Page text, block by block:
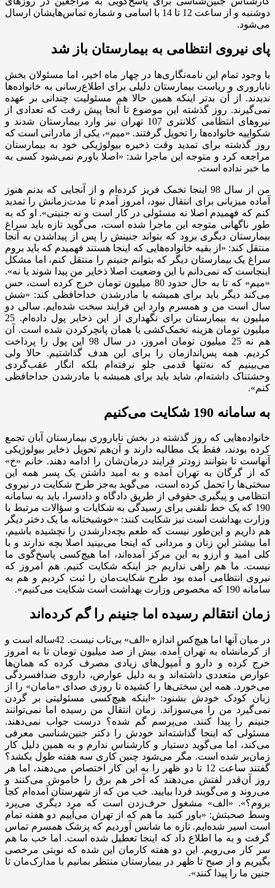
دوشنبه و از ساعت 12 تا 14 با اسامی و شماره تماس‌هایشان ارسال
می‌شود.
پای نیروی انتظامی به بیمارستان باز شد
با وجود تمام این نامه‌نگاری‌ها در چهار ماه اخیر، اما مسئولان بخش
ناباروری و ریاست بیمارستان دلیلی برای اطلاع‌رسانی به خانواده‌ها
ندیدند. از آن بدتر اینکه همین حالا هم مسئولیت چندانی بر عهده
نمی‌گیرند. روز گذشته این موضوع تا آنجا پیش رفت که تعدادی از
نیروهای انتظامی کلانتری 107 تهران نیز وارد بیمارستان شدند و
شکواییه خانواده‌ها را تحویل گرفتند. «میم»، یکی از مادرانی است که
روز گذشته برای تمدید وقت ذخیره بیولوژیکی خود به بیمارستان
مراجعه کرد و متوجه این ماجرا شد: «اصلا باورم نمی‌شود کسی به
ما خبر نداده است.
من از سال 98 اینجا تخمک فریز کرده‌ام و از آنجایی که بدنم هنوز
آماده میزبانی برای انتقال نبود، امروز آمدم تا مدت‌زمانش را تمدید
کنم که فهمیدم اصلا نه مسئولی در کار است و نه جنینی». او که به‌
طور ناگهانی متوجه این ماجرا شده است، می‌گوید تازه باید سراغ
بیمارستان دیگری برود که بتواند جنینش را پس از پیدا‌شدن به آنجا
منتقل کند: «از بقیه خانواده‌هایی که اینجا هستند فهمیدم که باید بروم
سراغ یک بیمارستان دیگر که بتوانم جنینم را منتقل کنم، اما مشکل
اینجاست که نمی‌دانم با این وضعیت اصلا ذخایر من پیدا شوند یا نه».
«میم» که تا به حال حدود 80 میلیون تومان خرج کرده است، حس
می‌کند دیگر باید برای همیشه با مادرشدن خداحافظی کند: «شش
سال است من و همسرم وارد این فرایند سخت شده‌ایم. سالی دو
میلیون به بیمارستان برای نگهداری از این ذخایر پول داده‌ام. 25
میلیون تومان هزینه تخمک‌کشی یا همان پانچرکردن شده است. آن
هم نه 25 میلیون تومان امروز، در سال 98 این پول را پرداخت
کردیم. همه پس‌اندازمان را برای این هدف گذاشتیم. حالا ولی
می‌بینیم که نه‌تنها قدمی جلو نرفته‌ام بلکه انگار عقب‌گردی
وحشتناک داشته‌ام، شاید باید برای همیشه با مادر‌شدن حداحافظی
کنم».
به سامانه 190 شکایت می‌کنیم
خانواده‌هایی که روز گذشته در بخش ناباروری بیمارستان آبان تجمع
کرده بودند، فقط یک مطالبه دارند و آن‌هم تحویل ذخایر بیولوژیکی
آنهاست تا بتوانند زودتر فرایند درمان‌شان را ادامه دهند. خانم «خ»
که از گرگان به تهران آمده و به امید داشتن یک پسر همه این
سختی‌ها را تحمل کرده است، می‌گوید به‌جز طرح شکایت در نیروی
انتظامی و پیگیری حقوقی از طریق دادگاه و دادسرا، باید به سامانه
190 که یک خط تلفنی برای رسیدگی به شکایات و سؤالات مرتبط با
وزارت بهداشت است نیز شکایت کنند: «خوشبختانه ما یک دختر دیگر
هم داریم و این‌طور نیست که طعم بچه‌دار‌شدن را نچشیده باشیم،
اما بیشتر این زنان و مردانی که اینجا می‌بینید اصلا بچه ندارند و با
کلی امید و آرزو به این مرکز آمده‌‌اند، اما هیچ‌کسی پاسخ‌گوی ما
نیست. ما هم راهی نداریم جز اینکه شکایت کنیم. هم امروز که
نیروی انتظامی آمده بود طرح شکایت‌مان را ثبت کردیم و هم به
سامانه 190 که مخصوص وزارت بهداشت است‌ شکایت می‌کنیم».
زمان انتقالم رسیده اما جنینم را گم کرده‌اند
در میان آنها اما هیچ‌کس اندازه «الف» بی‌تاب نیست. 42‌ساله است و
از کرمانشاه به تهران آمده. بیش از صد میلیون تومان تا به امروز
خرج کرده و دارو و آمپول‌های زیادی مصرف کرده که همان‌ها
عوارض متعددی داشته‌اند و به‌ دلیل عوارض، داروی ضدافسردگی
می‌خورد. همه این سختی‌ها را کشیده تا روزی صدای «مامان» را از
زبان کودک خودش بشنود: «اینکه هیچ‌کسی مسئولیتی بر گردن
نمی‌گیرد من را می‌سوزاند. زمان انتقال من رسیده اما نمی‌توانند
جنینم را پیدا کنند. می‌‌پرسم گم شده؟ درست جواب نمی‌دهند.
مسئولی که اینجا گذاشته‌اند خودش را دکتر جنین‌شناسی معرفی
می‌کند، اما می‌گوید دستیار و کارشناس ندارم و به همین دلیل کار
زمان‌بر شده است.‌ مگر می‌شود چنین کاری سه هفته طول بکشد؟
گفتند ساعت 12 تا دو ظهر را به این کار اختصاص می‌دهند، اما هر
روز آن‌قدر لفتش می‌دهند که آخر هم برق را خاموش می‌کنند و
می‌روند و می‌گویند فردا بیایید. خب من که از شهرستان آمده‌ام کجا
بروم؟»‌. «الف» مشغول حرف‌زدن است که مرد دیگری می‌پرد
وسط صحبتش: «باور کنید ما هم که از تهران می‌آییم دو هفته تمام
است اسیر شده‌ایم. تازه ما شانس آوردیم که پزشک همسرم تماس
گرفت و به ما اطلاع داد که اینجا تعطیل شده است. اما خب ما هم
سر کار می‌رویم. این دو هفته کارمان این شده که نوبتی مرخصی
بگیریم و از صبح تا ظهر در بیمارستان منتظر بمانیم با مدارک‌مان تا
جنین ما را پیدا کنند».